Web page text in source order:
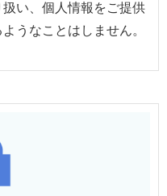
い、個人情報をご提供
うなことはしません。